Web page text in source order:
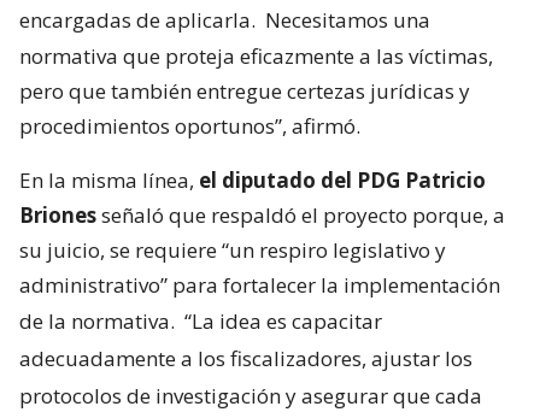
encargadas de aplicarla. Necesitamos una
normativa que proteja eficazmente a las víctimas,
pero que también entregue certezas jurídicas y
procedimientos oportunos”, afirmó.
En la misma línea, el diputado del PDG Patricio
Brionesseñaló que respaldó el proyecto porque, a
su juicio, se requiere “un respiro legislativo y
administrativo” para fortalecer la implementación
de la normativa. “La idea es capacitar
adecuadamente a los fiscalizadores, ajustar los
protocolos de investigación y asegurar que cada